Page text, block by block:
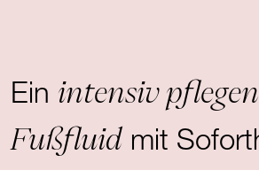
Ein intensiv
Fußfluid mit